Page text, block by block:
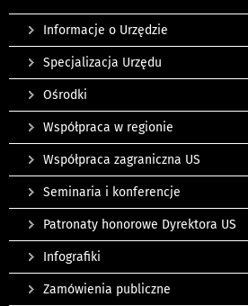
Informacje o Urzędzie
Specjalizacja Urzędu
Ośrodki
Współpraca w regionie
Współpraca zagraniczna US
Seminaria i konferencje
Patronaty honorowe Dyrektora US
Infografiki
Zamówienia publiczne